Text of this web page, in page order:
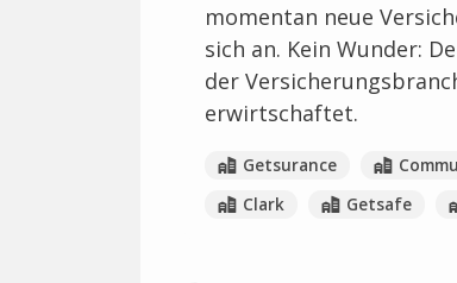
momentan neue
sich an. Kein Wunder:
der
erwirtschaftet.
Getsurance
Clark
Getsafe